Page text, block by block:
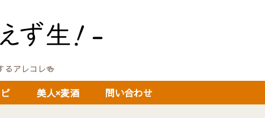
アレコレ🍻
美人×麦酒 問い合わせ